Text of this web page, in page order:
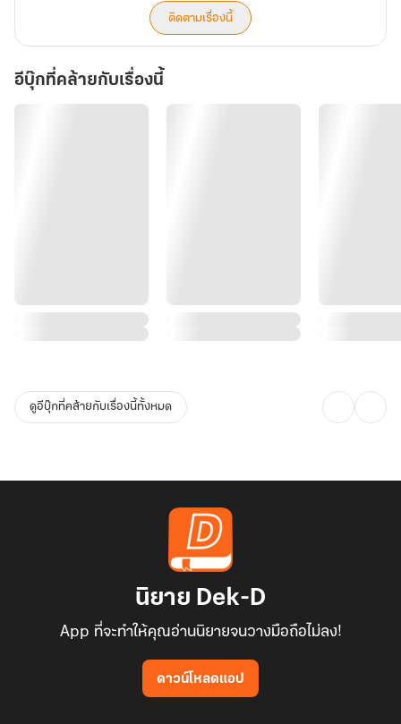
เธอมายาวนาน เธอจึงมีปมว่าเกิดมาเพียงเพื่อเป็นภาระของคนอื่น
.
ปมในใจทำให้เธอกลายเป็นคนเจียมตัวและเผลอด้อยค่าตัวเอง เธอไม่
เคยเชื่อว่าจะมีผู้ชายดีๆ ที่ไหนมาตกหลุมรักผู้หญิงอย่างเธอ โดยเฉพาะ
คนเพียบพร้อมอย่าง 'นายแพทย์นักปราชญ์' การที่เขาพยายามเข้าหาเธอ
ติดตามเรื่องนี้
อีบุ๊กที่คล้ายกับเรื่องนี้
ดูอีบุ๊กที่คล้ายกับเรื่องนี้ทั้งหมด
นิยาย Dek-D
App ที่จะทำให้คุณอ่านนิยายจนวางมือถือไม่ลง!
ดาวน์โหลดแอป